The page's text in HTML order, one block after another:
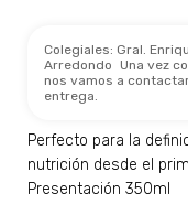
Colegiales: Gral.
Arredondo Una vez
nos vamos a
entrega.
Perfecto para la
nutrición desde el
Presentación 350ml